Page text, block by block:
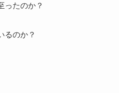
ったのか？
るのか？